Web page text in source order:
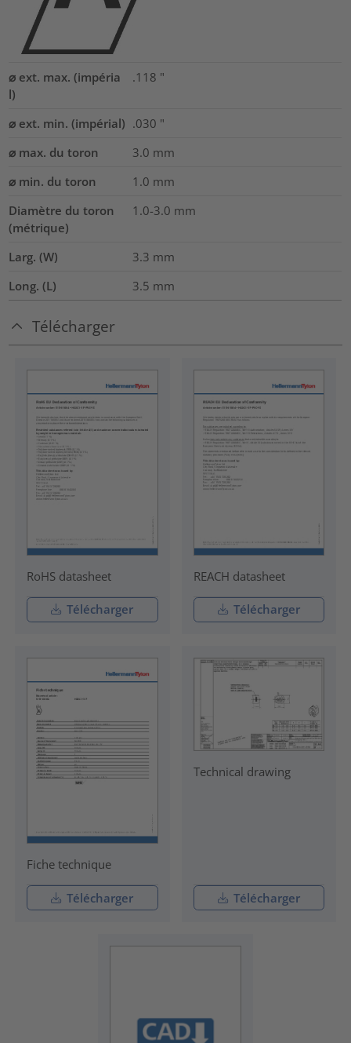
⌀ ext. max. (impéria
l)
.118 "
⌀ ext. min. (impérial) .030 "
⌀ max. du toron
3.0 mm
⌀ min. du toron
1.0 mm
Diamètre du toron
(métrique)
1.0-3.0 mm
Larg. (W) 3.3 mm
Long. (L)
3.5 mm
Télécharger
RoHS datasheet
Télécharger
REACH datasheet
Télécharger
Fiche technique
Télécharger
Technical drawing
Télécharger